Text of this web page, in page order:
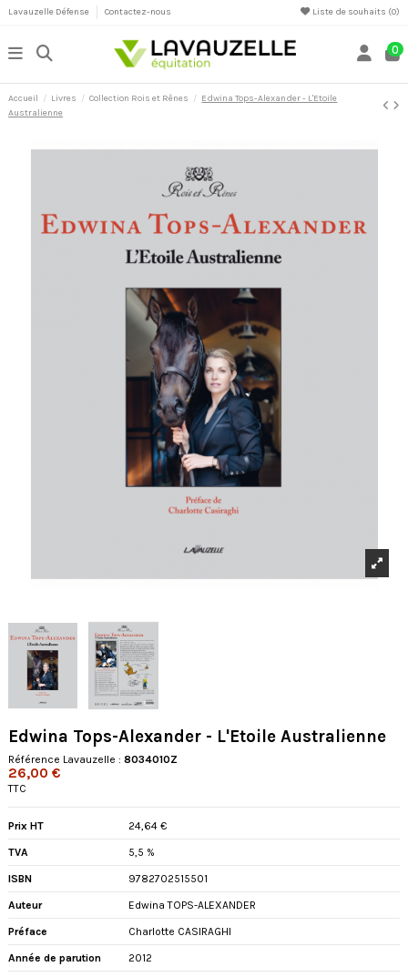
Lavauzelle Défense Contactez-nous Liste de souhaits (0)
0
Accueil Livres Collection Rois et Rênes
Edwina Tops-Alexander - L'Etoile
Australienne
Edwina Tops-Alexander - L'Etoile Australienne
Référence Lavauzelle : 8034010Z
26,00 €
TTC
Prix HT 24,64 €
TVA 5,5 %
ISBN 9782702515501
Auteur Edwina TOPS-ALEXANDER
Préface Charlotte CASIRAGHI
Année de parution 2012